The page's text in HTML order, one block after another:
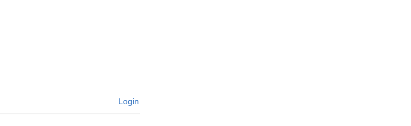
Login